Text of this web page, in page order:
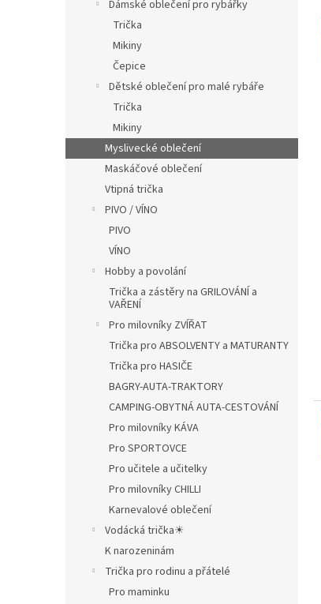
Dámské oblečení pro rybářky
Trička
Mikiny
Čepice
Dětské oblečení pro malé rybáře
Trička
Mikiny
Myslivecké oblečení
Maskáčové oblečení
Vtipná trička
PIVO / VÍNO
PIVO
VÍNO
Hobby a povolání
Trička a zástěry na GRILOVÁNÍ a
VAŘENÍ
Pro milovníky ZVÍŘAT
Trička pro ABSOLVENTY a MATURANTY
Trička pro HASIČE
BAGRY-AUTA-TRAKTORY
CAMPING-OBYTNÁ AUTA-CESTOVÁNÍ
Pro milovníky KÁVA
Pro SPORTOVCE
Pro učitele a učitelky
Pro milovníky CHILLI
Karnevalové oblečení
Vodácká trička☀
K narozeninám
Trička pro rodinu a přátelé
Pro maminku